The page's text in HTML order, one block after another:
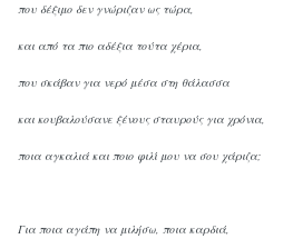
που δέξιμο δεν γνώριζαν ως τώρα,
και από τα πιο αδέξια τούτα χέρια,
που σκάβαν για νερό μέσα στη θάλασσα
και κουβαλούσανε ξένους σταυρούς για χρόνια,
ποια αγκαλιά και ποιο φιλί μου να σου χάριζα;
Για ποια αγάπη να μιλήσω, ποια καρδιά,